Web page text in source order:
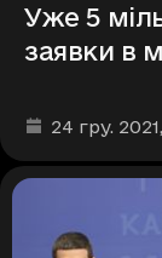
Уже 5
заявки в
Дата та час
24 гру. 2021